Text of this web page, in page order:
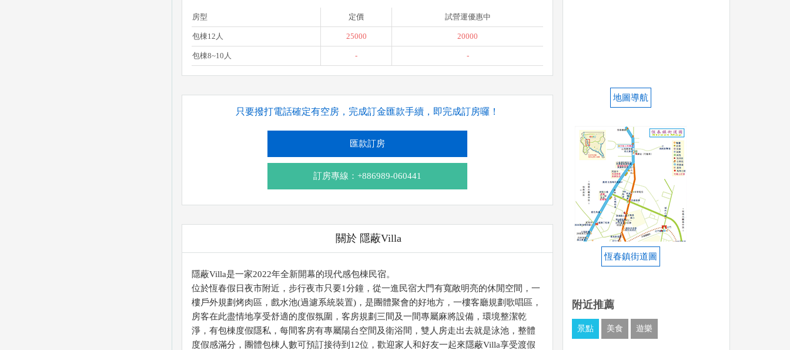
房型 定價 試營運優惠中
包棟12人 25000 20000
包棟8~10人 - -
只要撥打電話確定有空房，完成訂金匯款手續，即完成訂房囉！
匯款訂房
訂房專線：+886989-060441
關於 隱蔽Villa
隱蔽Villa是一家2022年全新開幕的現代感包棟民宿。
位於恆春假日夜市附近，步行夜市只要1分鐘，從一進民宿大門有寬敞明亮的休閒空間，一
樓戶外規劃烤肉區，戲水池(過濾系統裝置)，是團體聚會的好地方，一樓客廳規劃歌唱區，
房客在此盡情地享受舒適的度假氛圍，客房規劃三間及一間專屬麻將設備，環境整潔乾
淨，有包棟度假隱私，每間客房有專屬陽台空間及衛浴間，雙人房走出去就是泳池，整體
度假感滿分，團體包棟人數可預訂接待到12位，歡迎家人和好友一起來隱蔽Villa享受渡假
地圖導航
恆春鎮街道圖
附近推薦
景點 美食 遊樂